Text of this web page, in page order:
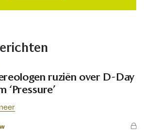
ruziën over D-Day
‘Pressure’